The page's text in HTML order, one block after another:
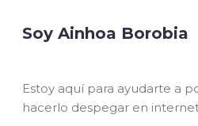
Soy Ainhoa Borobia
Estoy aquí para ayudarte a
hacerlo despegar en